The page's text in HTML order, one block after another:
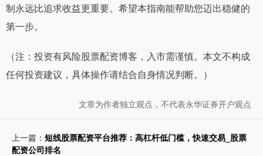
制永远比追求收益更重要。希望本指南能帮助您迈出稳健的
第一步。
（注：投资有风险股票配资博客，入市需谨慎。本文不构成
任何投资建议，具体操作请结合自身情况判断。）
文章为作者独立观点，不代表永华证券开户观点
上一篇： 短线股票配资平台推荐：高杠杆低门槛，快速交易_股票
配资公司排名